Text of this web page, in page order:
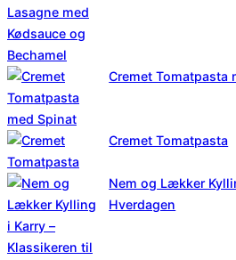
Cremet Tomatpasta
Cremet Tomatpasta
Nem og Lækker
Hverdagen